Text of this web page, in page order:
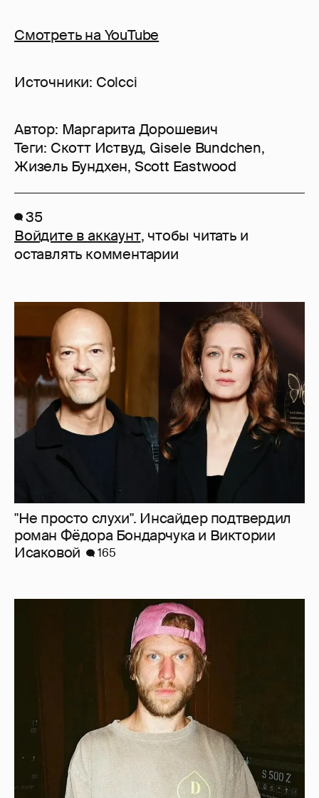
Смотреть на YouTube
Источники: Colcci
Автор: Маргарита Дорошевич
Теги: Скотт Иствуд, Gisele Bundchen,
Жизель Бундхен, Scott Eastwood
35
Войдите в аккаунт, чтобы читать и
оставлять комментарии
"Не просто слухи". Инсайдер подтвердил
роман Фёдора Бондарчука и Виктории
Исаковой
165